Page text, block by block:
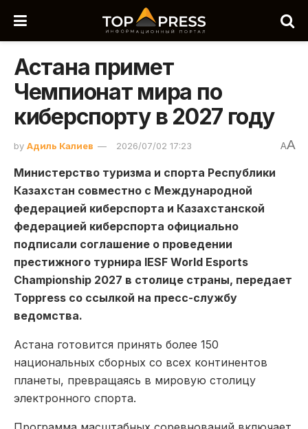
Астана примет
Чемпионат мира по
киберспорту в 2027 году
by Адиль Калиев 2026/07/02 17:23 AA
Министерство туризма и спорта Республики
Казахстан совместно с Международной
федерацией киберспорта и Казахстанской
федерацией киберспорта официально
подписали соглашение о проведении
престижного турнира IESF World Esports
Championship 2027 в столице страны, передает
Toppress со ссылкой на пресс-службу
ведомства.
Астана готовится принять более 150
национальных сборных со всех континентов
планеты, превращаясь в мировую столицу
электронного спорта.